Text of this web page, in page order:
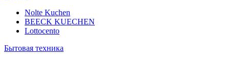
Nolte Kuchen
BEECK KUECHEN
Lottocento
Бытовая техника